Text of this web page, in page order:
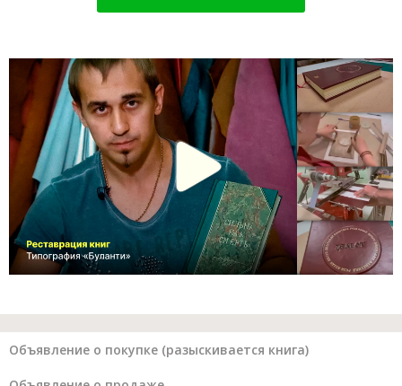
Объявление о покупке (разыскивается книга)